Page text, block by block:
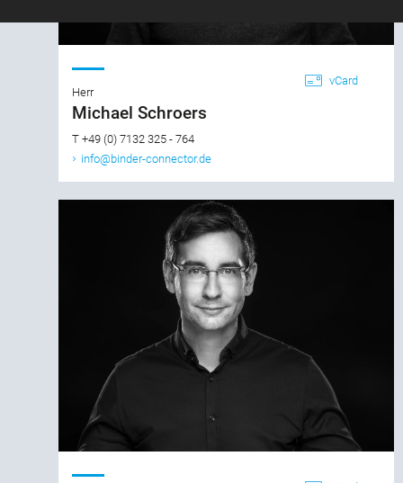
Herr
Michael Schroers
T +49 (0) 7132 325 - 764
info@binder-connector.de
vCard